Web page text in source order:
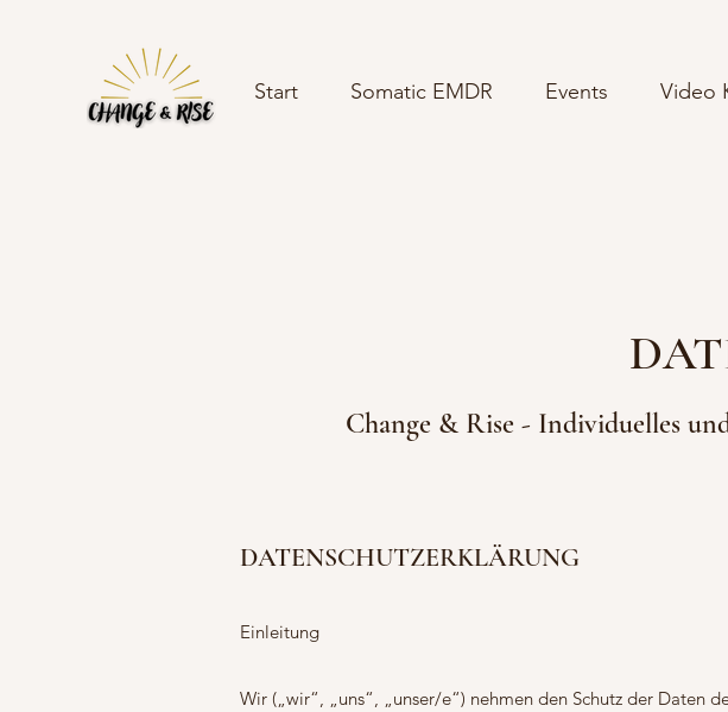
Start Somatic EMDR Events Video
Change & Rise - Individuelles
DATENSCHUTZERKLÄRUNG
Einleitung
Wir („wir“, „uns“, „unser/e“) nehmen den Schutz der Daten